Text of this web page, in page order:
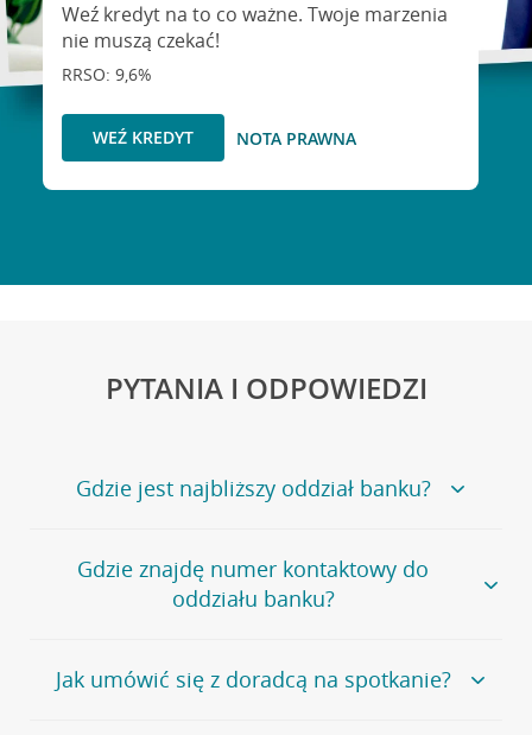
Weź kredyt na to co ważne. Twoje marzenia
nie muszą czekać!
RRSO: 9,6%
WEŹ KREDYT NOTA PRAWNA
PYTANIA I ODPOWIEDZI
Gdzie jest najbliższy oddział banku?
Jeśli szukasz oddziału naszego banku, zapraszamy na
stronęPlacówki i bankomaty, na której znajduje się
wygodna wyszukiwarka.
oddziałów
Gdzie znajdę numer kontaktowy do
oddziału banku?
Bank Credit Agricole nie udostępnia ogólnego numeru
telefonu do placówki bankowej.
Jak umówić się z doradcą na spotkanie?